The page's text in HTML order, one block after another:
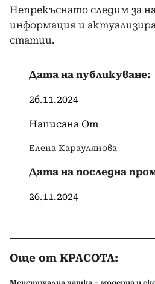
Непрекъснато следим за
информация и
статии.
Дата на публикуване:
26.11.2024
Написана От
Елена Караулянова
Дата на последна
26.11.2024
Още от КРАСОТА: